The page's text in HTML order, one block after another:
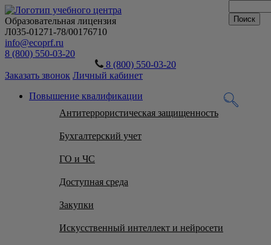
Образовательная лицензия
Л035-01271-78/00176710
info@ecoprf.ru
8 (800) 550-03-20
8 (800) 550-03-20
Заказать звонок Личный кабинет
Повышение квалификации
Антитеррористическая защищенность
Бухгалтерский учет
ГО и ЧС
Доступная среда
Закупки
Искусственный интеллект и нейросети